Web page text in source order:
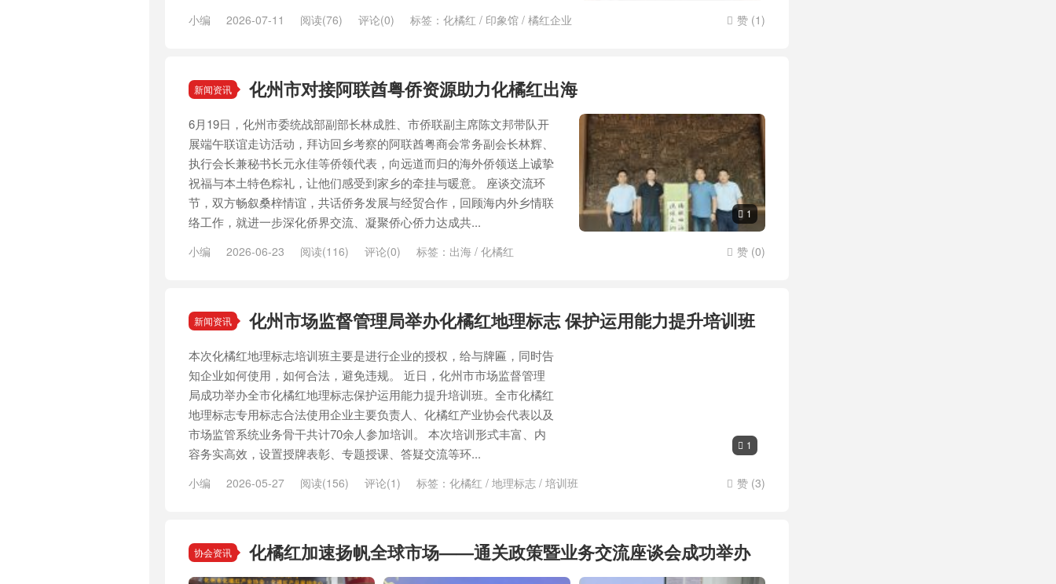
 赞 (1)
小编 2026-07-11 阅读(76) 评论(0) 标签： 化橘红 / 印象馆 / 橘红企业
新闻资讯 化州市对接阿联酋粤侨资源助力化橘红出海
 1
6月19日，化州市委统战部副部长林成胜、市侨联副主席陈文邦带队开
展端午联谊走访活动，拜访回乡考察的阿联酋粤商会常务副会长林辉、
执行会长兼秘书长元永佳等侨领代表，向远道而归的海外侨领送上诚挚
祝福与本土特色粽礼，让他们感受到家乡的牵挂与暖意。 座谈交流环
节，双方畅叙桑梓情谊，共话侨务发展与经贸合作，回顾海内外乡情联
络工作，就进一步深化侨界交流、凝聚侨心侨力达成共...
 赞 (0)
小编 2026-06-23 阅读(116) 评论(0) 标签： 出海 / 化橘红
新闻资讯 化州市场监督管理局举办化橘红地理标志 保护运用能力提升培训班
 1
本次化橘红地理标志培训班主要是进行企业的授权，给与牌匾，同时告
知企业如何使用，如何合法，避免违规。 近日，化州市市场监督管理
局成功举办全市化橘红地理标志保护运用能力提升培训班。全市化橘红
地理标志专用标志合法使用企业主要负责人、化橘红产业协会代表以及
市场监管系统业务骨干共计70余人参加培训。 本次培训形式丰富、内
容务实高效，设置授牌表彰、专题授课、答疑交流等环...
 赞 (3)
小编 2026-05-27 阅读(156) 评论(1) 标签： 化橘红 / 地理标志 / 培训班
协会资讯 化橘红加速扬帆全球市场——通关政策暨业务交流座谈会成功举办